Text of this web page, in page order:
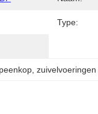
Type:
, zuivelvoeringen